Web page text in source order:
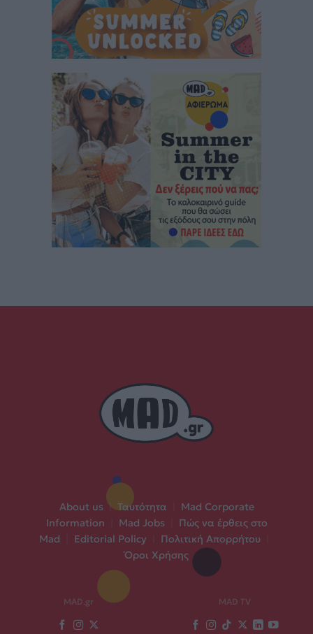
About us | Ταυτότητα
Mad Corporate
Information
Mad Jobs
Πώς να έρθεις στο
Mad
Editorial Policy Πολιτική Απορρήτου
Όροι Χρήσης
MAD.gr MAD TV